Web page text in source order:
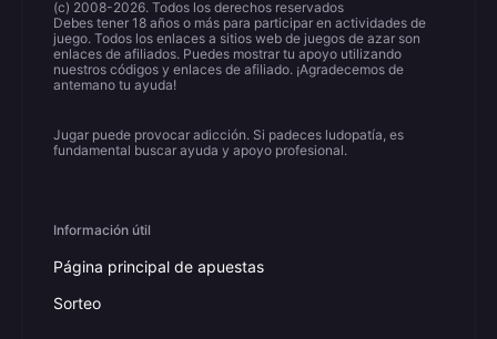
(c) 2008-2026. Todos los derechos reservados
Debes tener 18 años o más para participar en actividades de
juego. Todos los enlaces a sitios web de juegos de azar son
enlaces de afiliados. Puedes mostrar tu apoyo utilizando
nuestros códigos y enlaces de afiliado. ¡Agradecemos de
antemano tu ayuda!
Jugar puede provocar adicción. Si padeces ludopatía, es
fundamental buscar ayuda y apoyo profesional.
Información útil
Página principal de apuestas
Sorteo